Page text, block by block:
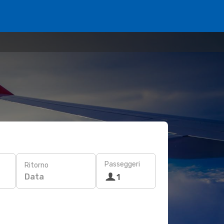
Ritorno
Data
Passeggeri
1